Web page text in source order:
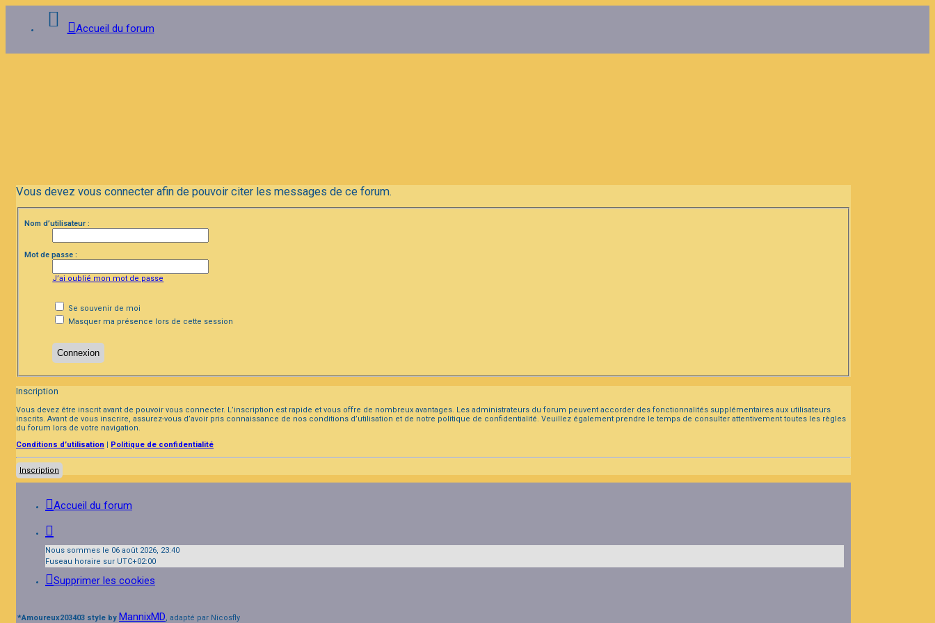
Accueil du forum
Vous devez vous connecter afin de pouvoir citer les messages de ce forum.
Nom d’utilisateur :
Mot de passe :
J’ai oublié mon mot de passe
Se souvenir de moi
Masquer ma présence lors de cette session
Inscription
Vous devez être inscrit avant de pouvoir vous connecter. L’inscription est rapide et vous offre de nombreux avantages. Les administrateurs du forum peuvent accorder des fonctionnalités supplémentaires aux utilisateurs
inscrits. Avant de vous inscrire, assurez-vous d’avoir pris connaissance de nos conditions d’utilisation et de notre politique de confidentialité. Veuillez également prendre le temps de consulter attentivement toutes les règles
du forum lors de votre navigation.
Conditions d’utilisation | Politique de confidentialité
Inscription
Accueil du forum
Nous sommes le 06 août 2026, 23:40
Fuseau horaire sur UTC+02:00
Supprimer les cookies
*Amoureux203403 style by MannixMD, adapté par Nicosfly